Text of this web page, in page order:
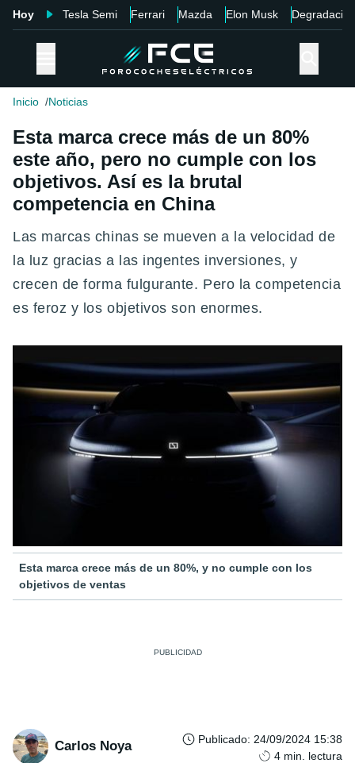
Hoy Tesla Semi Ferrari Mazda Elon Musk Degradación
Inicio Noticias
Esta marca crece más de un 80%
este año, pero no cumple con los
objetivos. Así es la brutal
competencia en China
Las marcas chinas se mueven a la velocidad de
la luz gracias a las ingentes inversiones, y
crecen de forma fulgurante. Pero la competencia
es feroz y los objetivos son enormes.
Esta marca crece más de un 80%, y no cumple con los
objetivos de ventas
Carlos Noya Publicado: 24/09/2024 15:38
4 min. lectura